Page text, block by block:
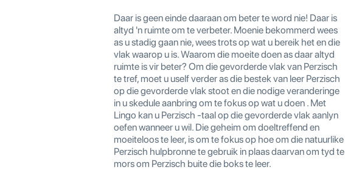
Daar is geen einde daaraan om beter te word nie! Daar is
altyd 'n ruimte om te verbeter. Moenie bekommerd wees
as u stadig gaan nie, wees trots op wat u bereik het en die
vlak waarop u is. Waarom die moeite doen as daar altyd
ruimte is vir beter? Om die gevorderde vlak van Perzisch
te tref, moet u uself verder as die bestek van leer Perzisch
op die gevorderde vlak stoot en die nodige veranderinge
in u skedule aanbring om te fokus op wat u doen . Met
Lingo kan u Perzisch -taal op die gevorderde vlak aanlyn
oefen wanneer u wil. Die geheim om doeltreffend en
moeiteloos te leer, is om te fokus op hoe om die natuurlike
Perzisch hulpbronne te gebruik in plaas daarvan om tyd te
mors om Perzisch buite die boks te leer.